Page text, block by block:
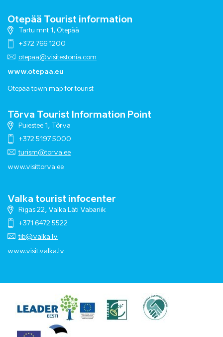
Otepää Tourist information
Tartu mnt 1, Otepää
+372 766 1200
otepaa@visitestonia.com
www.otepaa.eu
Otepää town map for tourist
Tõrva Tourist Information Point
Puiestee 1, Tõrva
+372 5197 5000
turism@torva.ee
www.visittorva.ee
Valka tourist infocenter
Rigas 22, Valka Läti Vabariik
+371 6472 5522
tib@valka.lv
www.visit.valka.lv